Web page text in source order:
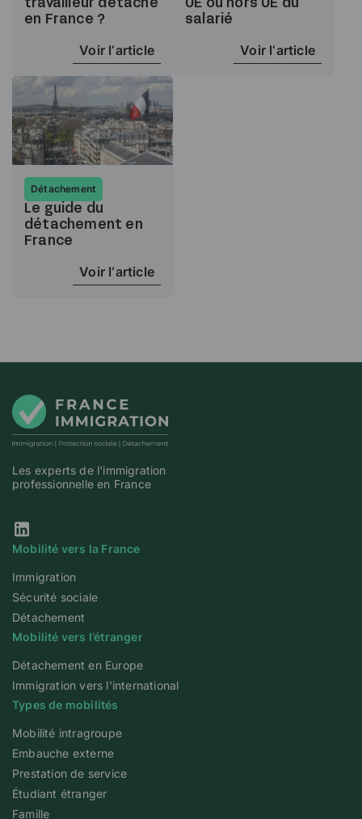
travailleur détaché
en France ?
Voir l‘article
UE ou hors UE du
salarié
Voir l‘article
Détachement
Le guide du
détachement en
France
Voir l‘article
Les experts de l'immigration
professionnelle en France
Notre page Linkedin
Mobilité vers la France
Immigration
Sécurité sociale
Détachement
Mobilité vers l’étranger
Détachement en Europe
Immigration vers l’international
Types de mobilités
Mobilité intragroupe
Embauche externe
Prestation de service
Étudiant étranger
Famille